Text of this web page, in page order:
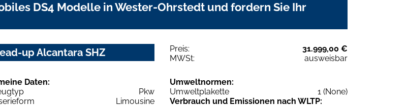
DS4 Modelle in Wester-Ohrstedt und fordern Sie Ihr
up Alcantara SHZ Preis:
31.999,00 €
MWSt:
ausweisbar
Daten:
Pkw
Limousine
Umweltnormen:
Umweltplakette
1 (None)
Verbrauch und Emissionen nach WLTP: